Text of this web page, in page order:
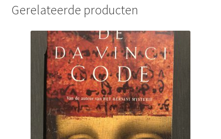
Gerelateerde producten